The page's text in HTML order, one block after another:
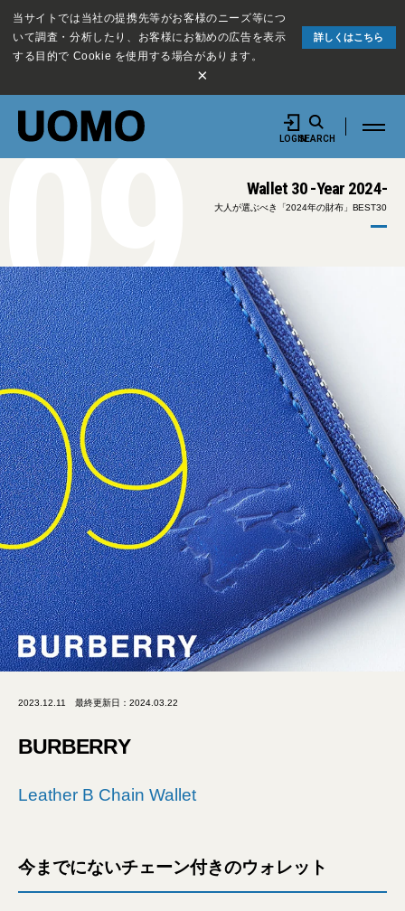
当サイトでは当社の提携先等がお客様のニーズ等につ
いて調査・分析したり、お客様にお勧めの広告を表示
する目的で Cookie を使用する場合があります。
詳しくはこちら
×
LOGINSEARCH
Wallet 30 -Year 2024-
大人が選ぶべき「2024年の財布」BEST30
09
2023.12.11 最終更新日：2024.03.22
BURBERRY
Leather B Chain Wallet
今までにないチェーン付きのウォレット